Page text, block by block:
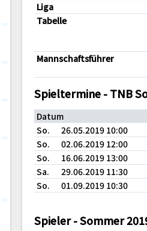
Liga
Tabelle
Mannschaftsführer
Spieltermine - TNB
Datum
So.
26.05.2019 10:00
So.
02.06.2019 12:00
So.
16.06.2019 13:00
Sa.
29.06.2019 11:30
So.
01.09.2019 10:30
Spieler - Sommer